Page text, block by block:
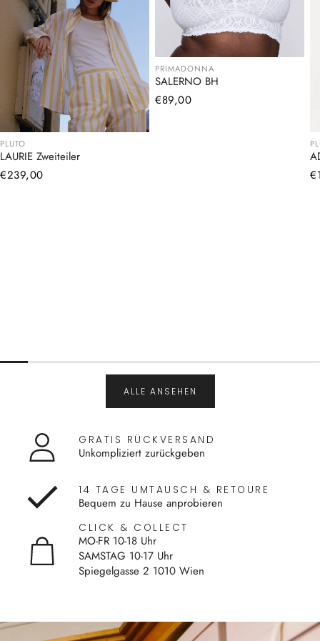
PLUTO
LAURIE Zweiteiler
Normaler
€239,00
PRIMADONNA
SALERNO BH
Normaler
€89,00
ALLE ANSEHEN
GRATIS RÜCKVERSAND
Unkompliziert zurückgeben
14 TAGE UMTAUSCH & RETOURE
Bequem zu Hause anprobieren
CLICK & COLLECT
MO-FR 10-18 Uhr
SAMSTAG 10-17 Uhr
Spiegelgasse 2 1010 Wien